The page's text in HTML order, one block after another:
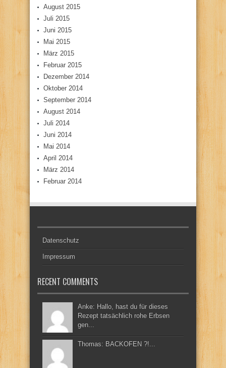
August 2015
Juli 2015
Juni 2015
Mai 2015
März 2015
Februar 2015
Dezember 2014
Oktober 2014
September 2014
August 2014
Juli 2014
Juni 2014
Mai 2014
April 2014
März 2014
Februar 2014
Datenschutz
Impressum
RECENT COMMENTS
Anke: Hallo, hast du für dieses
Rezept tatsächlich rohe Erbsen
gen...
Thomas: BACKOFEN ?!...